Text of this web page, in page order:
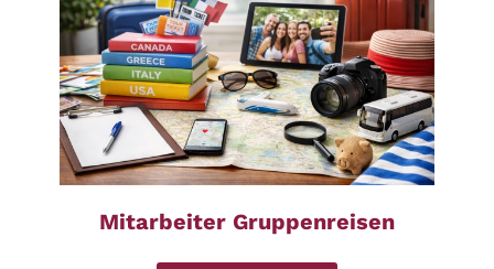
Mitarbeiter Gruppenreisen